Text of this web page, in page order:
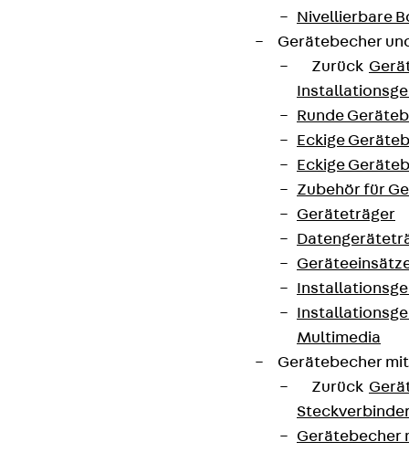
Nivellierbare
Gerätebecher
Zurück
Runde
Eckige
Eckige
Zubehör für
Geräteträger
Multimedia
Gerätebecher
Zurück
Gerätebecher
Produktneuheiten, Referenzen und aktuellen